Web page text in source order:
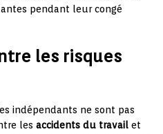
pendant leur congé
les risques
indépendants ne sont pas
les accidents du travail et